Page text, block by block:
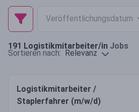
Veröffentlichungsdatum
191 Logistikmitarbeiter/in Jobs
Sortieren nach: Relevanz
Logistikmitarbeiter /
Staplerfahrer (m/w/d)